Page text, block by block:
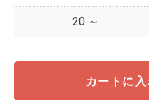
20 ～
カートに入